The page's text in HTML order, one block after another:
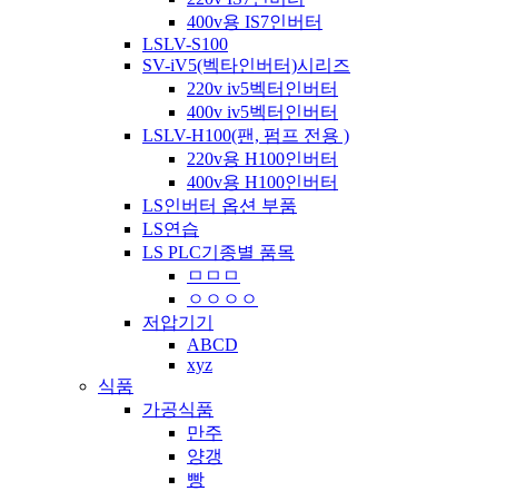
400v용 IS7인버터
LSLV-S100
SV-iV5(벡타인버터)시리즈
220v iv5벡터인버터
400v iv5벡터인버터
LSLV-H100(팬, 펌프 전용 )
220v용 H100인버터
400v용 H100인버터
LS인버터 옵션 부품
LS연습
LS PLC기종별 품목
ㅁㅁㅁ
ㅇㅇㅇㅇ
저압기기
ABCD
xyz
식품
가공식품
만주
양갱
빵